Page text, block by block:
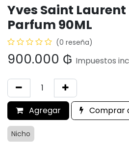
Yves Saint Laurent
Parfum 90ML
(0 reseña)
900.000 ₲ Impuestos
Agregar Comprar
Nicho